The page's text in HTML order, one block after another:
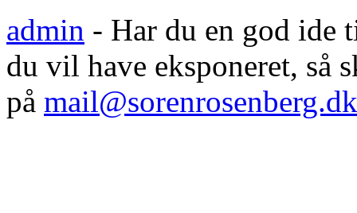
admin - Har du en god ide
du vil have eksponeret, så
på mail@sorenrosenberg.dk